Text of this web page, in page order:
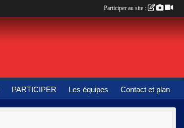
PARTICIPER Les équipes Contact et plan
Participer au site :